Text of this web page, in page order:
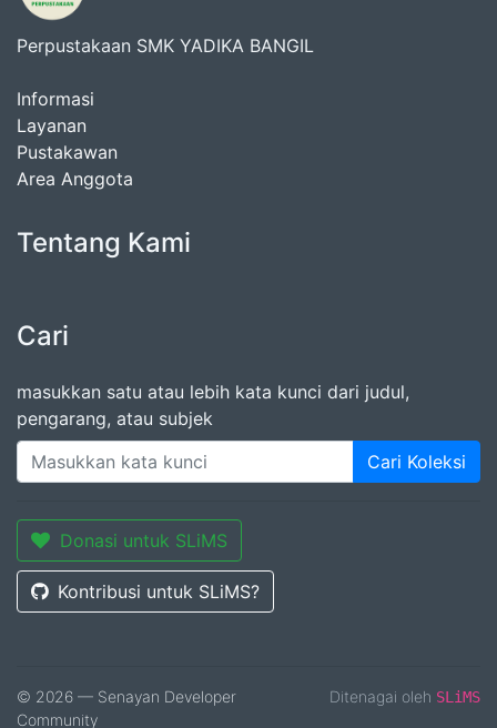
Perpustakaan SMK YADIKA BANGIL
Informasi
Layanan
Pustakawan
Area Anggota
Tentang Kami
Cari
masukkan satu atau lebih kata kunci dari judul,
pengarang, atau subjek
Cari Koleksi
Donasi untuk SLiMS
Kontribusi untuk SLiMS?
© 2026 — Senayan Developer
Community
Ditenagai oleh SLiMS